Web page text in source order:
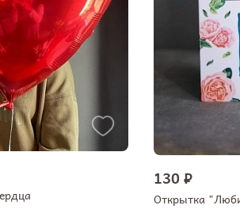
130 ₽
Открытка